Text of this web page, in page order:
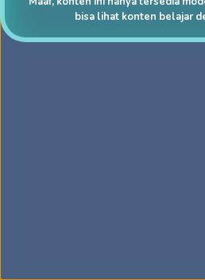
bisa lihat konten belajar